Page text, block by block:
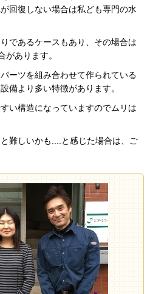
回復しない場合は私ども専門の水
であるケースもあり、その場合は
があります。
ーツを組み合わせて作られている
備より多い特徴があります。
い構造になっていますのでムリは
難しいかも....と感じた場合は、ご